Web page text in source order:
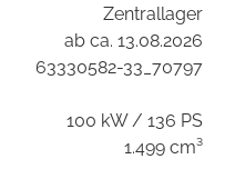
Zentrallager
ab ca. 13.08.2026
63330582-33_70797
100 kW / 136 PS
1.499 cm³